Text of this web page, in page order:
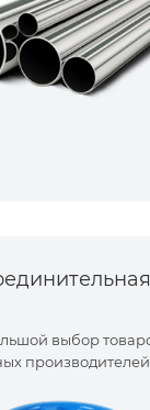
выбор